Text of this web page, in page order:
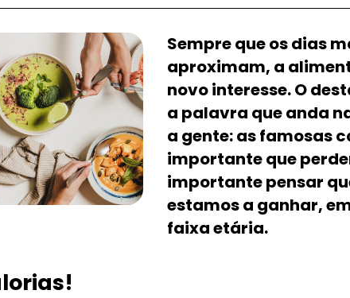
Sempre que os dias
aproximam, a
novo interesse. O
a palavra que anda
a gente: as famosas
importante que
importante pensar
estamos a ganhar,
faixa etária.